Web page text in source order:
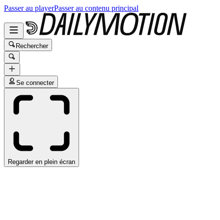
Passer au playerPasser au contenu principal
Rechercher
Se connecter
Regarder en plein écran